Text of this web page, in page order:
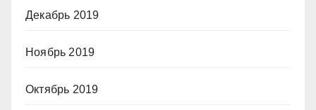
Декабрь 2019
Ноябрь 2019
Октябрь 2019